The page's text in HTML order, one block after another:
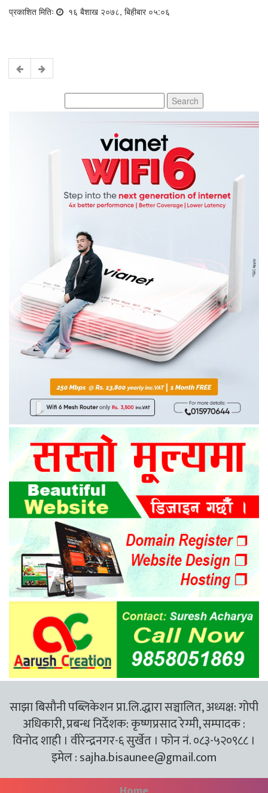
प्रकाशित मितिः १६ बैशाख २०७८, बिहीबार ०५:०६
for:
साझा बिसौनी पब्लिकेशन प्रा.लि.द्धारा सञ्चालित, अध्यक्ष: गोपी
अधिकारी, प्रबन्ध निर्देशक: कृष्णप्रसाद रेग्मी, सम्पादक :
विनोद शाही । वीरेन्द्रनगर-६ सुर्खेत । फोन नं. ०८३-५२०९८८ ।
इमेल :sajha.bisaunee@gmail.com